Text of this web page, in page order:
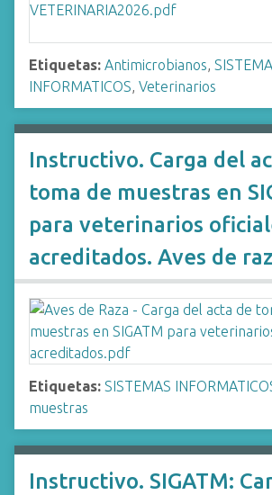
Etiquetas: Antimicrobianos,
INFORMATICOS, Veterinarios
Instructivo. Carga del
toma de muestras en
para veterinarios
acreditados. Aves de
Etiquetas: SISTEMAS
muestras
Instructivo. SIGATM: